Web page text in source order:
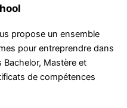
propose un ensemble
pour entreprendre dans
Mastère et
de compétences